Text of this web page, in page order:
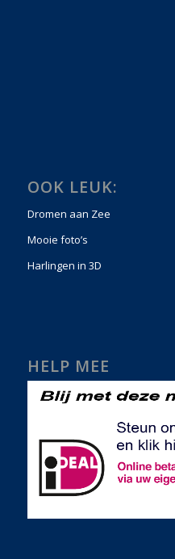
OOK LEUK:
Dromen aan Zee
Mooie foto’s
Harlingen in 3D
HELP MEE